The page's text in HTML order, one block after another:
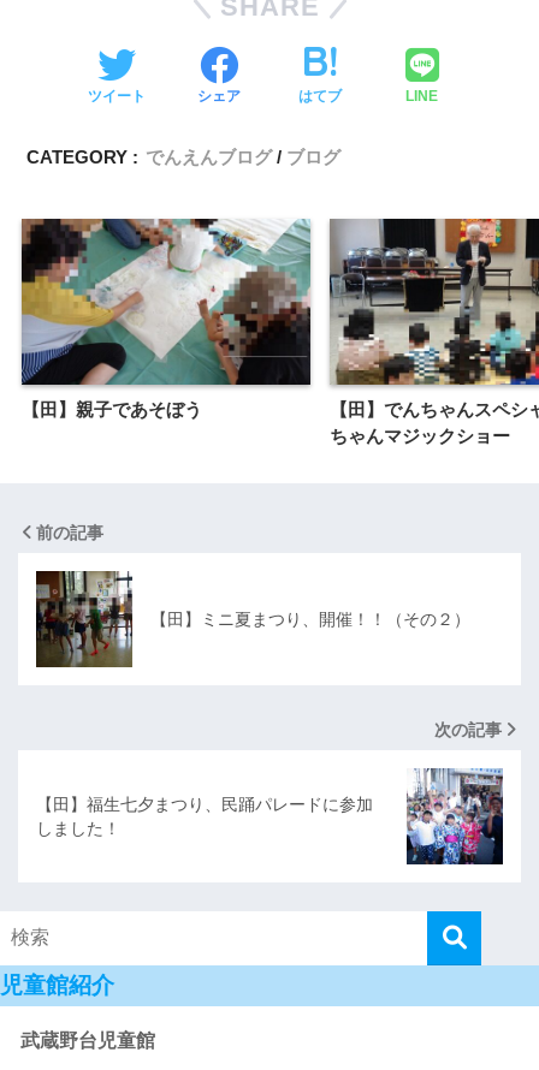
SHARE
ツイート シェア はてブ LINE
CATEGORY : でんえんブログ ブログ
【田】親子であそぼう
【田】でんちゃんスペシ
ちゃんマジックショー
前の記事
【田】ミニ夏まつり、開催！！（その２）
次の記事
【田】福生七夕まつり、民踊パレードに参加
しました！
児童館紹介
武蔵野台児童館